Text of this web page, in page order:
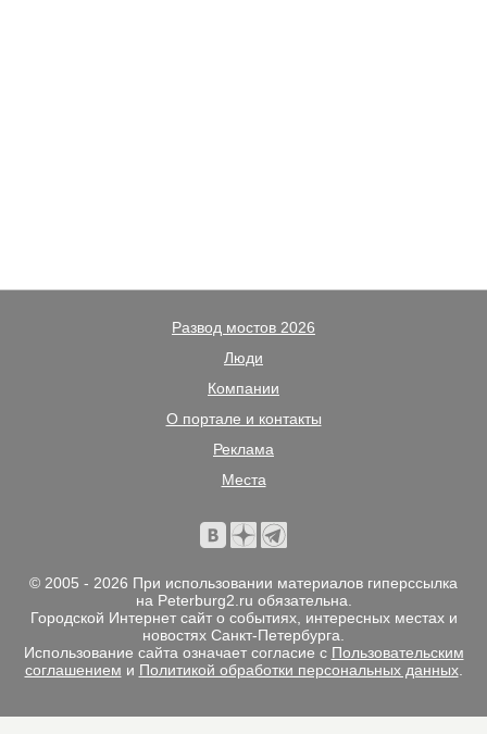
Развод мостов 2026
Люди
Компании
О портале и контакты
Реклама
Места
© 2005 - 2026 При использовании материалов гиперссылка
на Peterburg2.ru обязательна.
Городской Интернет сайт о событиях, интересных местах и
новостях Санкт-Петербурга.
Использование сайта означает согласие с Пользовательским
соглашением и Политикой обработки персональных данных.